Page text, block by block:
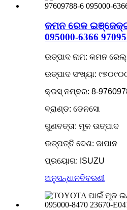
କମନ ରେଳ
095000-6366
ଉତ୍ପାଦ ନାମ: କମନ
ଉତ୍ପାଦ ସଂଖ୍ୟା:
କ୍ରସ୍ ନମ୍ବର: 8-
ବ୍ରାଣ୍ଡ: ଡେନସୋ
ଗୁଣବତ୍ତା: ମୂଳ ଉତ୍ପାଦ
ଉତ୍ପତ୍ତି ଦେଶ: ଜାପାନ
ପ୍ରୟୋଗ: ISUZU
ଅନୁସନ୍ଧାନବିବରଣୀ